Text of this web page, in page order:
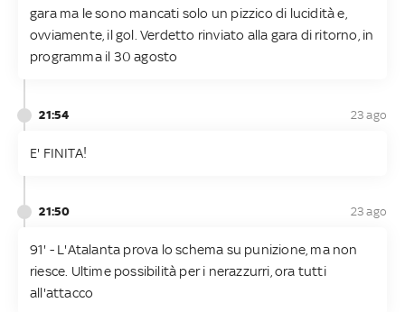
gara ma le sono mancati solo un pizzico di lucidità e,
ovviamente, il gol. Verdetto rinviato alla gara di ritorno, in
programma il 30 agosto
21:54 23 ago
E' FINITA!
21:50 23 ago
91' - L'Atalanta prova lo schema su punizione, ma non
riesce. Ultime possibilità per i nerazzurri, ora tutti
all'attacco